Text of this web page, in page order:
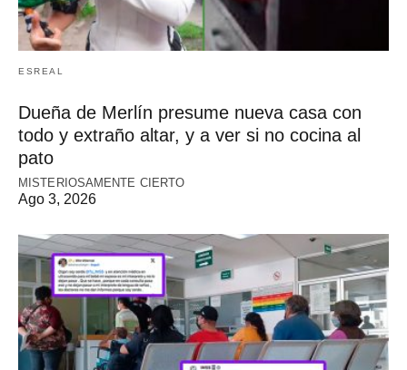
ESREAL
Dueña de Merlín presume nueva casa con
todo y extraño altar, y a ver si no cocina al
pato
MISTERIOSAMENTE CIERTO
Ago 3, 2026